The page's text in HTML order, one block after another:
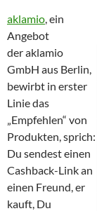
aklamio, ein
Angebot
der aklamio
GmbH aus Berlin,
bewirbt in erster
Linie das
„Empfehlen“ von
Produkten, sprich:
Du sendest einen
Cashback-Link an
einen Freund, er
kauft, Du